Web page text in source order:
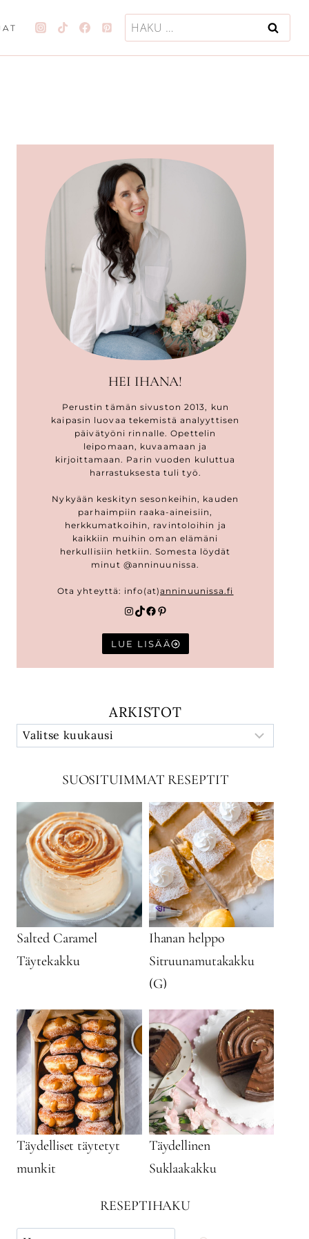
Haku:
HEI IHANA!
Perustin tämän sivuston 2013, kun
kaipasin luovaa tekemistä analyyttisen
päivätyöni rinnalle. Opettelin
leipomaan, kuvaamaan ja
kirjoittamaan. Parin vuoden kuluttua
harrastuksesta tuli työ.
Nykyään keskityn sesonkeihin, kauden
parhaimpiin raaka-aineisiin,
herkkumatkoihin, ravintoloihin ja
kaikkiin muihin oman elämäni
herkullisiin hetkiin. Somesta löydät
minut @anninuunissa.
Ota yhteyttä: info(at)anninuunissa.fi
Instagram
TikTok
Facebook
Pinterest
LUE LISÄÄ
ARKISTOT
SUOSITUIMMAT RESEPTIT
Salted Caramel
Täytekakku
Ihanan helppo
Sitruunamutakakku
(G)
Täydelliset täytetyt
munkit
Täydellinen
Suklaakakku
RESEPTIHAKU
Käytä